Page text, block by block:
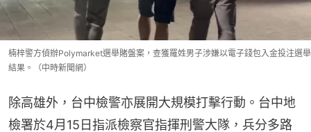
楠梓警方偵辦Polymarket選舉賭盤案，查獲羅姓男子涉嫌以電子錢包入金投注選舉
結果。（中時新聞網）
除高雄外，台中檢警亦展開大規模打擊行動。台中地
檢署於4月15日指派檢察官指揮刑警大隊，兵分多路